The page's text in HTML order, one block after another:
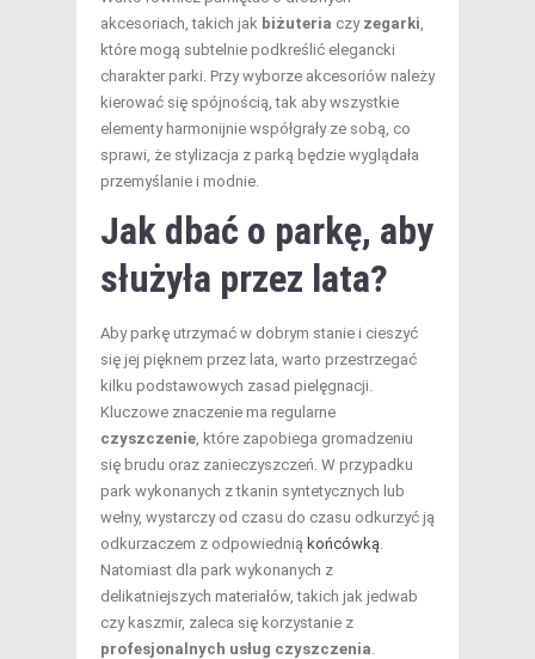
akcesoriach, takich jak biżuteria czy zegarki
które mogą subtelnie podkreślić elegancki
charakter parki. Przy wyborze akcesoriów należy
kierować się spójnością, tak aby wszystkie
elementy harmonijnie współgrały ze sobą, co
sprawi, że stylizacja z parką będzie wyglądała
przemyślanie i modnie.
Jak dbać o parkę, aby
służyła przez lata?
Aby parkę utrzymać w dobrym stanie i cieszyć
się jej pięknem przez lata, warto przestrzegać
kilku podstawowych zasad pielęgnacji.
Kluczowe znaczenie ma regularne
czyszczenie , które zapobiega gromadzeniu
się brudu oraz zanieczyszczeń. W przypadku
park wykonanych z tkanin syntetycznych lub
wełny, wystarczy od czasu do czasu odkurzyć ją
odkurzaczem z odpowiednią końcówką
Natomiast dla park wykonanych z
delikatniejszych materiałów, takich jak jedwab
czy kaszmir, zaleca się korzystanie z
profesjonalnych usług czyszczenia